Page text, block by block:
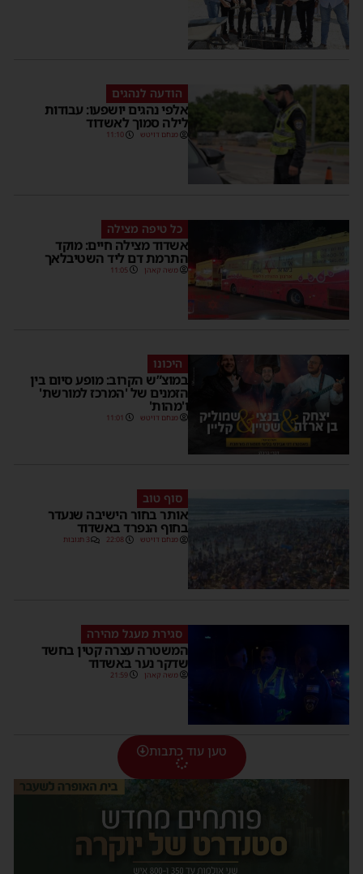
הודעה לנהגים
אלפי נהגים יושפעו: עבודות
לילה סמוך לאשדוד
מנחם דויטש 11:10
כל טיפה מצילה
אשדוד מצילה חיים: מוקד
התרמת דם ליד השטיבלאך
משה קאהן 11:05
היכונו
במוצ”ש הקרוב: מופע סיום בין
הזמנים של 'המרכז למורשת'
ו'מהות'
מנחם דויטש 11:01
סוף טוב
אותר בחור הישיבה שנעדר
בחוף הנפרד באשדוד
מנחם דויטש 22:08 3 תגובות
סגירת מעגל מהירה
המשטרה עצרה קטין בחשד
שדקר נער באשדוד
משה קאהן 21:59
טען עוד כתבות